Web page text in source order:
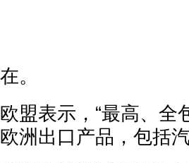
在。
欧盟表示，“最高、全
欧洲出口产品，包括